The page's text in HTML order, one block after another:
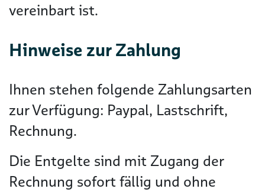
vereinbart ist.
Hinweise zur Zahlung
Ihnen stehen folgende Zahlungsarten
zur Verfügung: Paypal, Lastschrift,
Rechnung.
Die Entgelte sind mit Zugang der
Rechnung sofort fällig und ohne